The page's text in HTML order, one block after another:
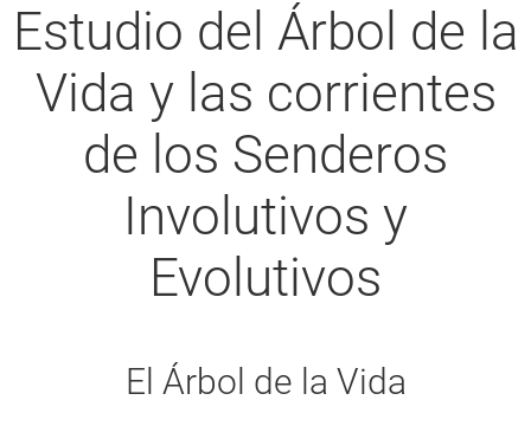
Estudio del Árbol de la
Vida y las corrientes
de los Senderos
Involutivos y
Evolutivos
El Árbol de la Vida